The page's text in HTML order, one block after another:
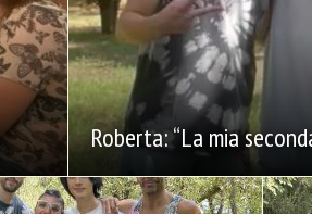
Roberta: “La mia